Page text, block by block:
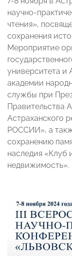
научно-
чтения»,
сохранения
Мероприятие
университета и
академии
службы при
Правительства
Астраханского
РОССИИ», а
сохранению
наследия «Клуб
недвижимость».